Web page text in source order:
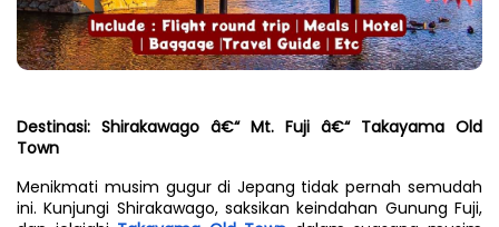
Destinasi: Shirakawago â€“ Mt. Fuji â€“ Takayama Old
Town
Menikmati musim gugur di Jepang tidak pernah semudah
ini. Kunjungi Shirakawago, saksikan keindahan Gunung Fuji,